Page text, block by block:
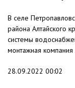
В селе
района Алтайского
системы
монтажная компания
28.09.2022 00:02